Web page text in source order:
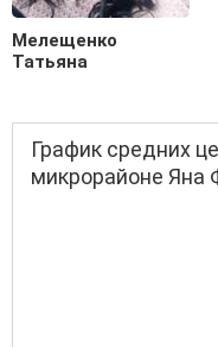
Мелещенко
Татьяна
График средних
микрорайоне Яна